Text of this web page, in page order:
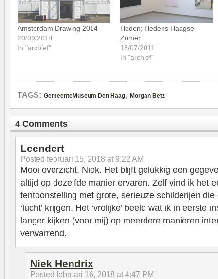
Amsterdam Drawing 2014
20/09/2014
In "archief"
Heden; Hedens Haagse
Zomer
18/07/2011
In "archief"
TAGS: GemeenteMuseum Den Haag, Morgan Betz
4 Comments
Leendert
Posted februari 15, 2018 at 9:22 AM
Mooi overzicht, Niek. Het blijft gelukkig een
altijd op dezelfde manier ervaren. Zelf vind ik het
tentoonstelling met grote, serieuze schilderijen
‘lucht’ krijgen. Het ‘vrolijke’ beeld wat ik in eerste
langer kijken (voor mij) op meerdere manieren
verwarrend.
Niek Hendrix
Posted februari 16, 2018 at 4:47 PM